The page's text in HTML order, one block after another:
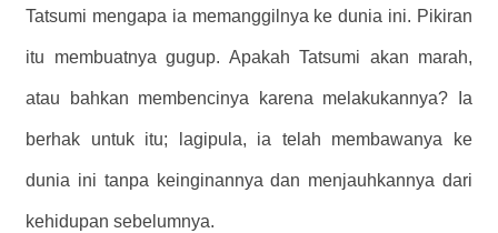
Tatsumi mengapa ia memanggilnya ke dunia ini. Pikiran
itu membuatnya gugup. Apakah Tatsumi akan marah,
atau bahkan membencinya karena melakukannya? Ia
berhak untuk itu; lagipula, ia telah membawanya ke
dunia ini tanpa keinginannya dan menjauhkannya dari
kehidupan sebelumnya.